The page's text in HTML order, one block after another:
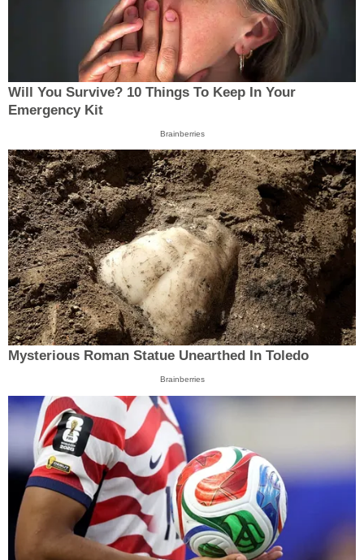
Will You Survive? 10 Things To Keep In Your
Emergency Kit
Brainberries
Mysterious Roman Statue Unearthed In Toledo
Brainberries